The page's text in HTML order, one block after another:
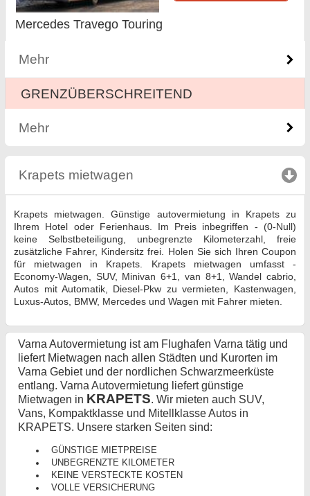
Mercedes Travego Touring
Mehr
GRENZÜBERSCHREITEND
Mehr
Krapets mietwagen click to collapse contents
Krapets mietwagen. Günstige autovermietung in Krapets zu
Ihrem Hotel oder Ferienhaus. Im Preis inbegriffen - (0-Null)
keine Selbstbeteiligung, unbegrenzte Kilometerzahl, freie
zusätzliche Fahrer, Kindersitz frei. Holen Sie sich Ihren Coupon
für mietwagen in Krapets. Krapets mietwagen umfasst -
Economy-Wagen, SUV, Minivan 6+1, van 8+1, Wandel cabrio,
Autos mit Automatik, Diesel-Pkw zu vermieten, Kastenwagen,
Luxus-Autos, BMW, Mercedes und Wagen mit Fahrer mieten.
Varna Autovermietung ist am Flughafen Varna tätig und
liefert Mietwagen nach allen Städten und Kurorten im
Varna Gebiet und der nordlichen Schwarzmeerküste
entlang. Varna Autovermietung liefert günstige
Mietwagen in KRAPETS. Wir mieten auch SUV,
Vans, Kompaktklasse und Mitellklasse Autos in
KRAPETS. Unsere starken Seiten sind:
GÜNSTIGE MIETPREISE
UNBEGRENZTE KILOMETER
KEINE VERSTECKTE KOSTEN
VOLLE VERSICHERUNG